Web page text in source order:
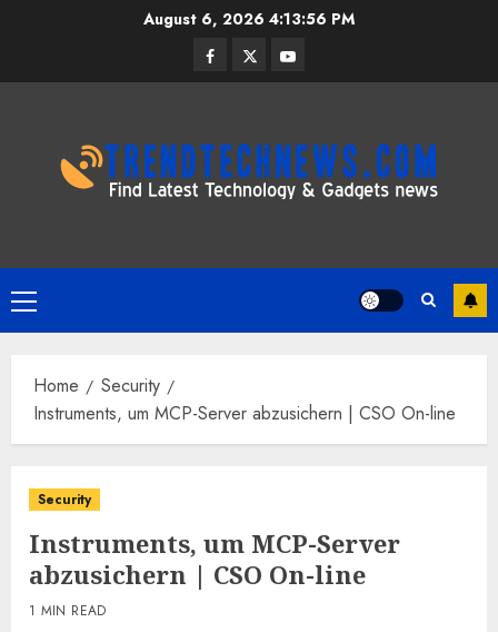
August 6, 20264:13:57 PM
Facebook
TwitterYoutube
Primary
Menu
Home
Security
Instruments, um MCP-Server abzusichern | CSO On-line
Security
Instruments, um MCP-Server
abzusichern | CSO On-line
1 MIN READ